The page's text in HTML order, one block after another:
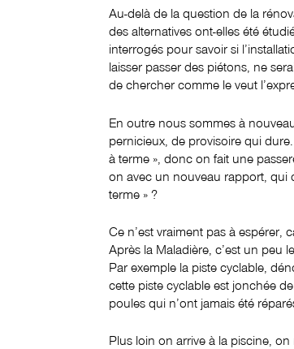
Au-delà de la question de la
des alternatives ont-elles été
interrogés pour savoir si
laisser passer des piétons, ne
de chercher comme le veut
En outre nous sommes à
pernicieux, de provisoire qui
à terme », donc on fait une
on avec un nouveau rapport, qui
terme » ?
Ce n’est vraiment pas à espérer,
Après la Maladière, c’est un peu
Par exemple la piste cyclable,
cette piste cyclable est jonchée
poules qui n’ont jamais été
Plus loin on arrive à la piscine,